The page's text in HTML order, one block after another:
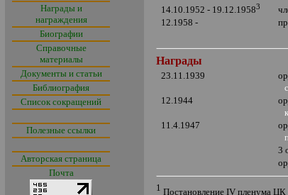
Награды и
награждения
Биографии
Справочные
материалы
Документы и статьи
Библиография
Список сокращений
Полезные ссылки
Авторская страница
Почта
14.10.1952 - 19.12.19583
12.1958 -
Награды
23.11.1939
12.1944
11.4.1947
3
1 ПостановлениеIV пленума ЦК